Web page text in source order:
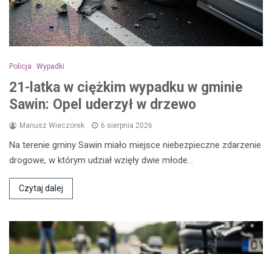
Policja Wypadki
21-latka w ciężkim wypadku w gminie
Sawin: Opel uderzył w drzewo
Mariusz Wieczorek 6 sierpnia 2026
Na terenie gminy Sawin miało miejsce niebezpieczne zdarzenie
drogowe, w którym udział wzięły dwie młode…
Czytaj dalej